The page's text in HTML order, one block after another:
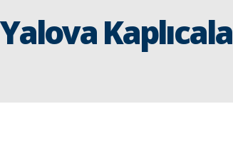
Yalova